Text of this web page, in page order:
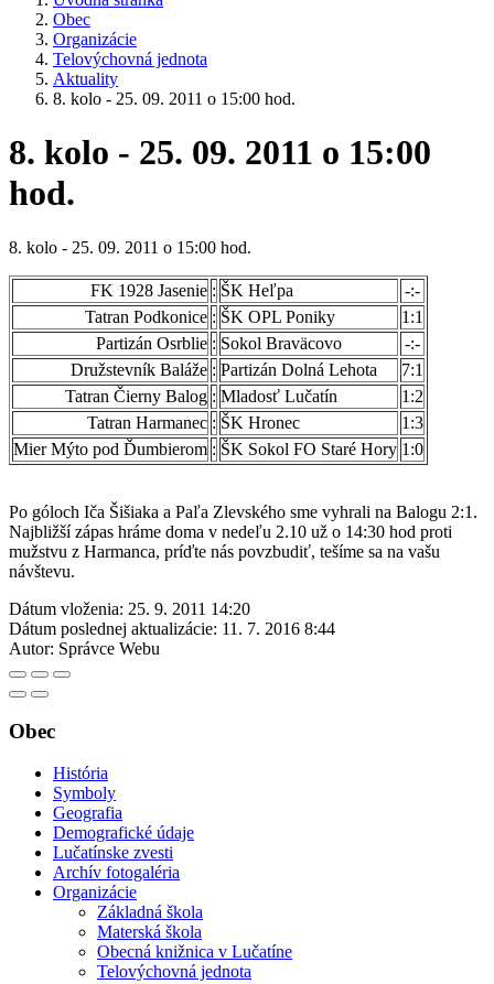
Obec
Organizácie
Telovýchovná jednota
Aktuality
8. kolo - 25. 09. 2011 o 15:00 hod.
8. kolo - 25. 09. 2011 o 15:00
hod.
8. kolo - 25. 09. 2011 o 15:00 hod.
FK 1928 Jasenie : ŠK Heľpa
-:-
Tatran Podkonice : ŠK OPL Poniky
1:1
Partizán Osrblie : Sokol Braväcovo
-:-
Družstevník Baláže : Partizán Dolná Lehota
7:1
Tatran Čierny Balog : Mladosť Lučatín
1:2
Tatran Harmanec : ŠK Hronec
1:3
Mier Mýto pod Ďumbierom : ŠK Sokol FO Staré Hory 1:0
Po góloch Iča Šišiaka a Paľa Zlevského sme vyhrali na Balogu 2:1.
Najbližší zápas hráme doma v nedeľu 2.10 už o 14:30 hod proti
mužstvu z Harmanca, príďte nás povzbudiť, tešíme sa na vašu
návštevu.
Dátum vloženia: 25. 9. 2011 14:20
Dátum poslednej aktualizácie: 11. 7. 2016 8:44
Autor: Správce Webu
Obec
História
Symboly
Geografia
Demografické údaje
Lučatínske zvesti
Archív fotogaléria
Organizácie
Základná škola
Materská škola
Obecná knižnica v Lučatíne
Telovýchovná jednota